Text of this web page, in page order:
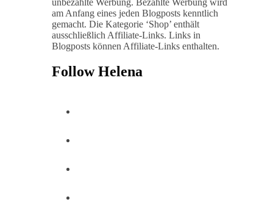
am Anfang eines jeden Blogposts kenntlich
gemacht. Die Kategorie ‘Shop’ enthält
ausschließlich Affiliate-Links. Links in
Blogposts können Affiliate-Links enthalten.
Follow Helena